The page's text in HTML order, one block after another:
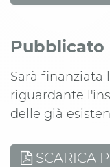
Pubblicato
Sarà finanziata
riguardante
delle già
SCARICA